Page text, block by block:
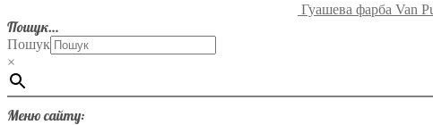
Гуашева фарба Van
Пошук…
Пошук
×
Меню сайту: